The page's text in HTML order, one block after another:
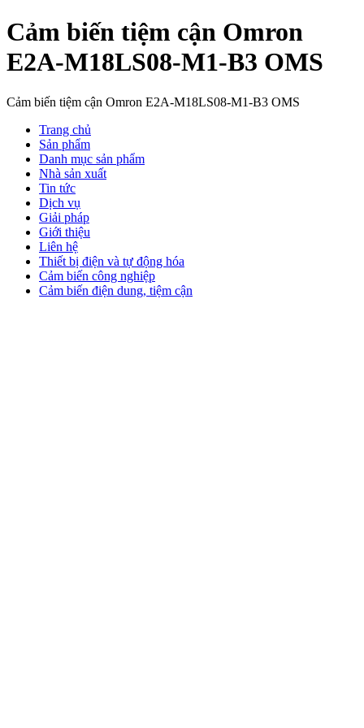
Cảm biến tiệm cận Omron
E2A-M18LS08-M1-B3 OMS
Cảm biến tiệm cận Omron E2A-M18LS08-M1-B3 OMS
Trang chủ
Sản phẩm
Danh mục sản phẩm
Nhà sản xuất
Tin tức
Dịch vụ
Giải pháp
Giới thiệu
Liên hệ
Thiết bị điện và tự động hóa
Cảm biến công nghiệp
Cảm biến điện dung, tiệm cận